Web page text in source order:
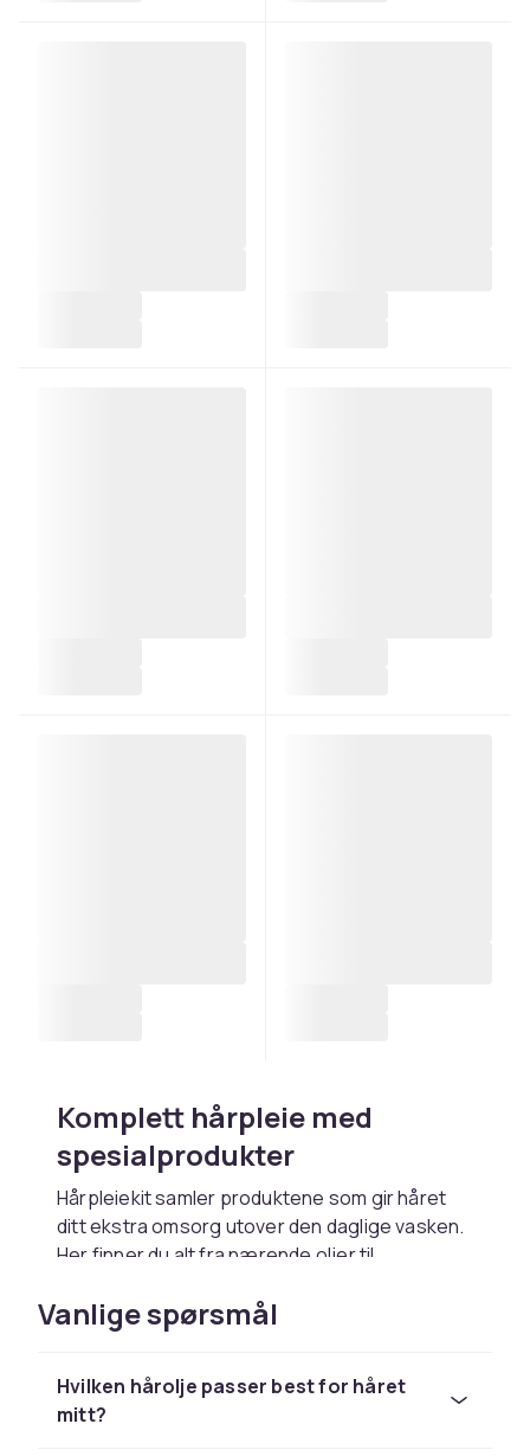
Komplett hårpleie med
spesialprodukter
Hårpleiekit samler produktene som gir håret
ditt ekstra omsorg utover den daglige vasken.
Her finner du alt fra nærende oljer til
gjenoppbygger håret i dybden. Enten du vil gi
tørt hår ekstra glans eller trenger hjelp med
forskjell. Suppler med riktigsjampo og balsam
for en komplett rutine.
Vanlige spørsmål
Hvilken hårolje passer best for håret
mitt?